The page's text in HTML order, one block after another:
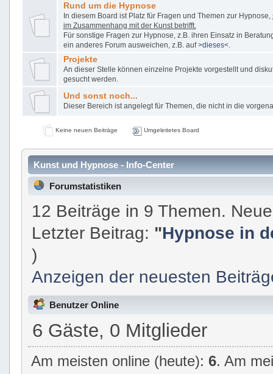
Rund um die Hypnose
In diesem Board ist Platz für Fragen und Themen zur Hypnose,
im Zusammenhang mit der Kunst betrifft.
Für sonstige Fragen zur Hypnose, z.B. ihren Einsatz in
ein anderes Forum ausweichen, z.B. auf>dieses<.
Projekte
An dieser Stelle können einzelne Projekte vorgestellt und
gesucht werden.
Und sonst noch...
Dieser Bereich ist angelegt für Themen, die nicht in die
Keine neuen Beiträge Umgeleitetes Board
Kunst und Hypnose - Info-Center
Forumstatistiken
12 Beiträge in 9 Themen.
Letzter Beitrag: "Hypnose in
)
Anzeigen der neuesten
Benutzer Online
6 Gäste, 0 Mitglieder
Am meisten online (heute): 6. Am